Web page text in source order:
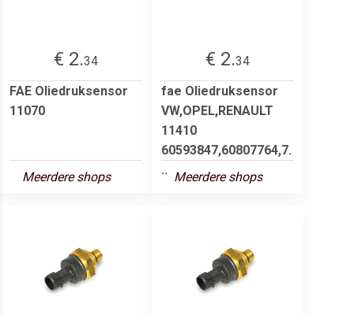
€ 2.34
FAE Oliedruksensor
11070
Meerdere shops
€ 2.34
fae Oliedruksensor
VW,OPEL,RENAULT
11410
60593847,60807764,7.
.. Meerdere shops